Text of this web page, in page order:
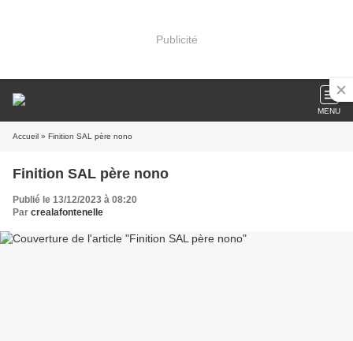
Publicité
MENU
Accueil » Finition SAL père nono
Finition SAL père nono
Publié le 13/12/2023 à 08:20
Par crealafontenelle